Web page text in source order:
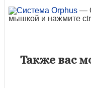
—
мышкой и нажмите
Также вас